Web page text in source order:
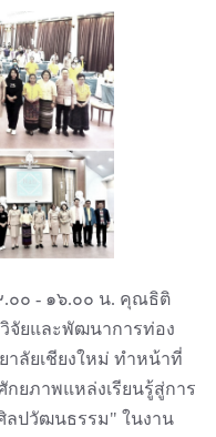
๐๐ - ๑๖.๐๐ น. คุณธิติ
จัยและพัฒนาการท่อง
าลัยเชียงใหม่ ทำหน้าที่
ยภาพแหล่งเรียนรู้สู่การ
ลปวัฒนธรรม" ในงาน